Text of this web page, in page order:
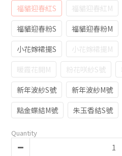
福貓迎春紅S 福貓迎春紅M
福貓迎春粉S
福貓迎春粉M
小花嫁裙擺S
小花嫁裙擺M
暖霞花開M
粉花咲紗S號
新年波紗S號
新年波紗M號
點金蝶結M號
朱玉香結S號
Quantity